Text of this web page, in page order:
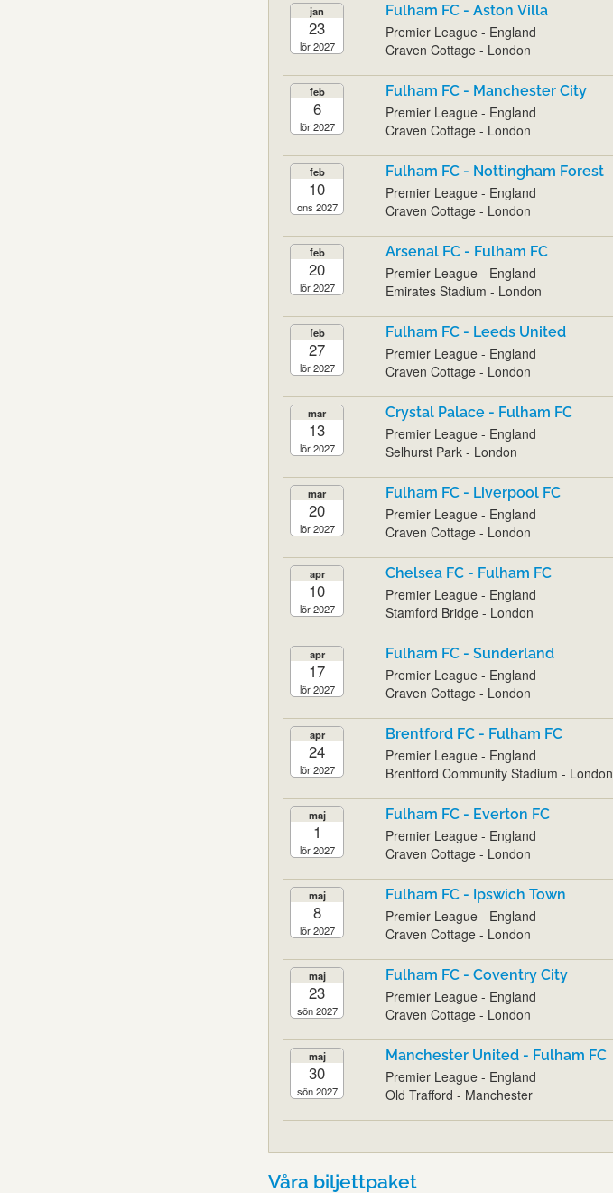
jan
23
lör 2027
Fulham FC - Aston Villa
Premier League - England
Craven Cottage - London
feb
6
lör 2027
Fulham FC - Manchester City
Premier League - England
Craven Cottage - London
feb
10
ons 2027
Fulham FC - Nottingham Forest
Premier League - England
Craven Cottage - London
feb
20
lör 2027
Arsenal FC - Fulham FC
Premier League - England
Emirates Stadium - London
feb
27
lör 2027
Fulham FC - Leeds United
Premier League - England
Craven Cottage - London
mar
13
lör 2027
Crystal Palace - Fulham FC
Premier League - England
Selhurst Park - London
mar
20
lör 2027
Fulham FC - Liverpool FC
Premier League - England
Craven Cottage - London
apr
10
lör 2027
Chelsea FC - Fulham FC
Premier League - England
Stamford Bridge - London
apr
17
lör 2027
Fulham FC - Sunderland
Premier League - England
Craven Cottage - London
apr
24
lör 2027
Brentford FC - Fulham FC
Premier League - England
Brentford Community Stadium - London
maj
1
lör 2027
Fulham FC - Everton FC
Premier League - England
Craven Cottage - London
maj
8
lör 2027
Fulham FC - Ipswich Town
Premier League - England
Craven Cottage - London
maj
23
sön 2027
Fulham FC - Coventry City
Premier League - England
Craven Cottage - London
maj
30
sön 2027
Manchester United - Fulham FC
Premier League - England
Old Trafford - Manchester
Våra biljettpaket